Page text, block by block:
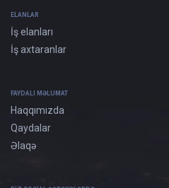
ELANLAR
İş elanları
İş axtaranlar
FAYDALI MƏLUMAT
Haqqımızda
Qaydalar
Əlaqə